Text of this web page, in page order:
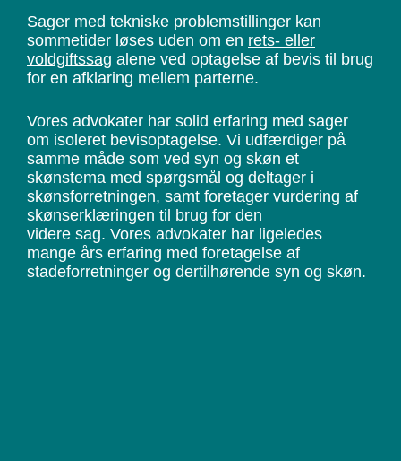
Sager med tekniske problemstillinger kan
sommetider løses uden om en rets- eller
voldgiftssag alene ved optagelse af bevis til brug
for en afklaring mellem parterne.
Vores advokater har solid erfaring med sager
om isoleret bevisoptagelse. Vi udfærdiger på
samme måde som ved syn og skøn et
skønstema med spørgsmål og deltager i
skønsforretningen, samt foretager vurdering af
skønserklæringen til brug for den
videre sag. Vores advokater har ligeledes
mange års erfaring med foretagelse af
stadeforretninger og dertilhørende syn og skøn.